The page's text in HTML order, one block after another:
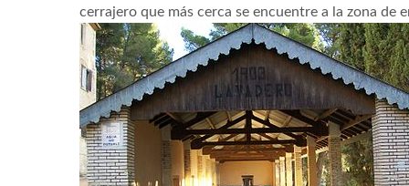
cerrajero que más cerca se encuentre a la zona de